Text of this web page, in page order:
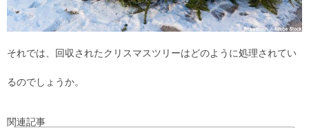
それでは、回収されたクリスマスツリーはどのように処理されてい
るのでしょうか。
関連記事